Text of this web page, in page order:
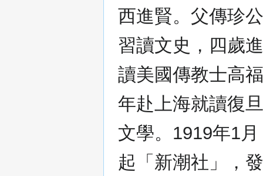
西進賢。父傳珍
習讀文史，四歲
讀美國傳教士高
年赴上海就讀復
文學。1919年1
起「新潮社」，